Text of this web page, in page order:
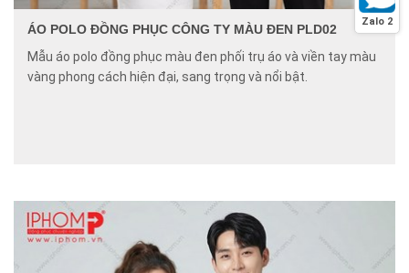
ÁO POLO ĐỒNG PHỤC CÔNG TY MÀU ĐEN PLD02
Mẫu áo polo đồng phục màu đen phối trụ áo và viền tay màu
vàng phong cách hiện đại, sang trọng và nổi bật.
Zalo 2